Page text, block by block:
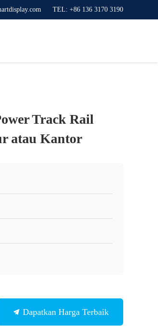
TEL: +86 136 3170 3190
Track Rail
atau Kantor
Dapatkan Harga Terbaik